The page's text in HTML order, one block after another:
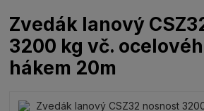
Zvedák lanový
3200 kg vč.
hákem 20m